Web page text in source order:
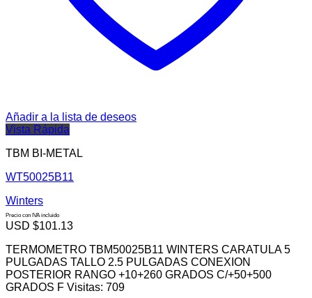
Añadir a la lista de deseos
Vista Rápida
TBM BI-METAL
WT50025B11
Winters
Precio con IVA incluido
USD $101.13
TERMOMETRO TBM50025B11 WINTERS CARATULA 5
PULGADAS TALLO 2.5 PULGADAS CONEXION
POSTERIOR RANGO +10+260 GRADOS C/+50+500
GRADOS F Visitas: 709